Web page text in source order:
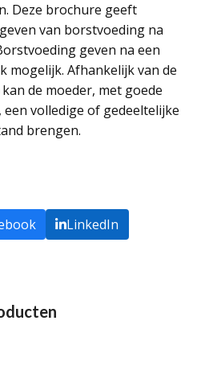
Deze brochure geeft
van borstvoeding na
geven na een
mogelijk. Afhankelijk van de
de moeder, met goede
volledige of gedeeltelijke
brengen.
LinkedIn